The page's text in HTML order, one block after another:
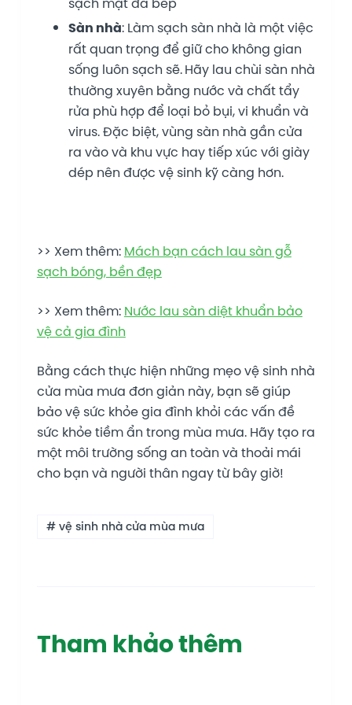
Sàn nhà: Làm sạch sàn nhà là một việc
rất quan trọng để giữ cho không gian
sống luôn sạch sẽ.Hãy lau chùi sàn nhà
thường xuyên bằng nước và chất tẩy
rửa phù hợp để loại bỏ bụi, vi khuẩn và
virus. Đặc biệt, vùng sàn nhà gần cửa
ra vào và khu vực hay tiếp xúc với giày
dép nên được vệ sinh kỹ càng hơn.
>> Xem thêm: Mách bạn cách lau sàn gỗ
sạch bóng, bền đẹp
>> Xem thêm: Nước lau sàn diệt khuẩn bảo
vệ cả gia đình
Bằng cách thực hiện những mẹo vệ sinh nhà
cửa mùa mưa đơn giản này, bạn sẽ giúp
bảo vệ sức khỏe gia đình khỏi các vấn đề
sức khỏe tiềm ẩn trong mùa mưa. Hãy tạo ra
một môi trường sống an toàn và thoải mái
cho bạn và người thân ngay từ bây giờ!
# vệ sinh nhà cửa mùa mưa
Tham khảo thêm